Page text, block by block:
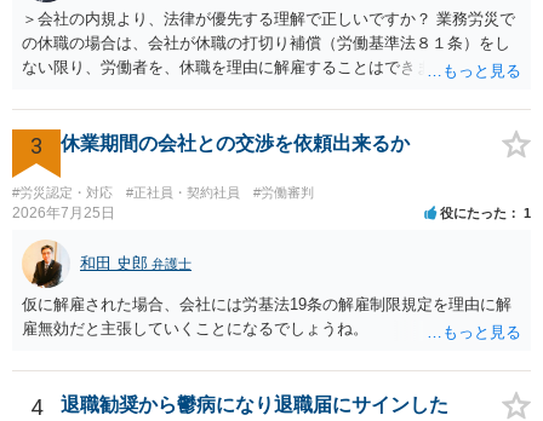
＞会社の内規より、法律が優先する理解で正しいですか？ 業務労災で
の休職の場合は、会社が休職の打切り補償（労働基準法８１条）をし
ない限り、労働者を、休職を理由に解雇することはできません（労働
期間満了による退職は、業務労災への適用はありませんので、ご安心
ください。 仮に会社が打切り補償をせずに解雇した場合は、不当解雇
に当たります。 ＞労災の休業補償と、所得補償保険の保険金とは別
に、受け取れる金銭はありますでしょうか？ 業務労災の場合は、会社
の安全配慮義務違反が認められると解されますので、会社の損害賠償
責任（治療費、通院慰謝料、入院費、入院慰謝料、後遺障害慰謝料、
逸失利益等）が認められる可能性が高いと思われます。 また、業務労
災での第三者行為傷害（同僚の不注意等による事故）の場合は、当該
第三者の賠償責任も考えられます。 労災で支払われた分は、損害額か
ら控除（損益相殺）されますが、それを超えた部分は、会社もしく
が・・・）。極めて専門的な話ですので、詳細もしくは対応を最寄り
3 休業期間の会社との交渉を依頼出来るか
#労災認定・対応 #正社員・契約社員 #労働審判
2026年7月25日 役にたった 1
和田 史郎 弁護士
仮に解雇された場合、会社には労基法19条の解雇制限規定を理由に解
雇無効だと主張していくことになるでしょうね。
4 退職勧奨から鬱病になり退職届にサインした